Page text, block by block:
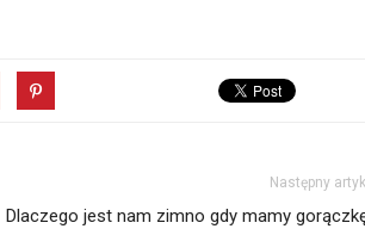
Następny
Dlaczego jest nam zimno gdy mamy